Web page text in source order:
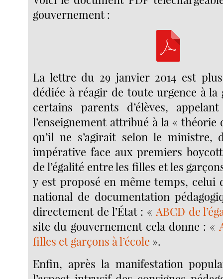
gouvernement :
La lettre du 29 janvier 2014 est
dédiée à réagir de toute urgence à la
certains parents d’élèves,
l’enseignement attribué à la « théorie
qu’il ne s’agirait selon le ministre,
impérative face aux premiers
de l’égalité entre les filles et les
y est proposé en même temps, celui
national de documentation
directement de l’État : « ABCD de
site du gouvernement cela donne : «
filles et garçons à l’école ».
Enfin, après la manifestation